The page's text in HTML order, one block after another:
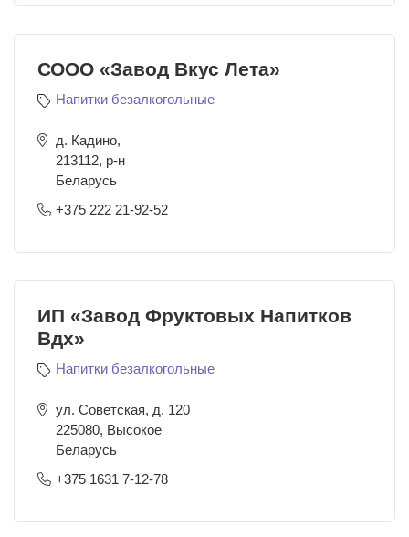
СООО «Завод Вкус Лета»
Напитки безалкогольные
д. Кадино,
213112, р-н
Беларусь
+375 222 21-92-52
ИП «Завод Фруктовых Напитков
Вдх»
Напитки безалкогольные
ул. Советская, д. 120
225080, Высокое
Беларусь
+375 1631 7-12-78